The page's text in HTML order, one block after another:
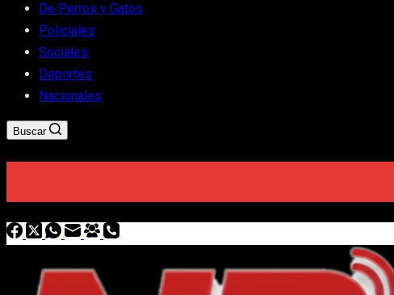
De Perros y Gatos
Policiales
Sociales
Deportes
Nacionales
Buscar